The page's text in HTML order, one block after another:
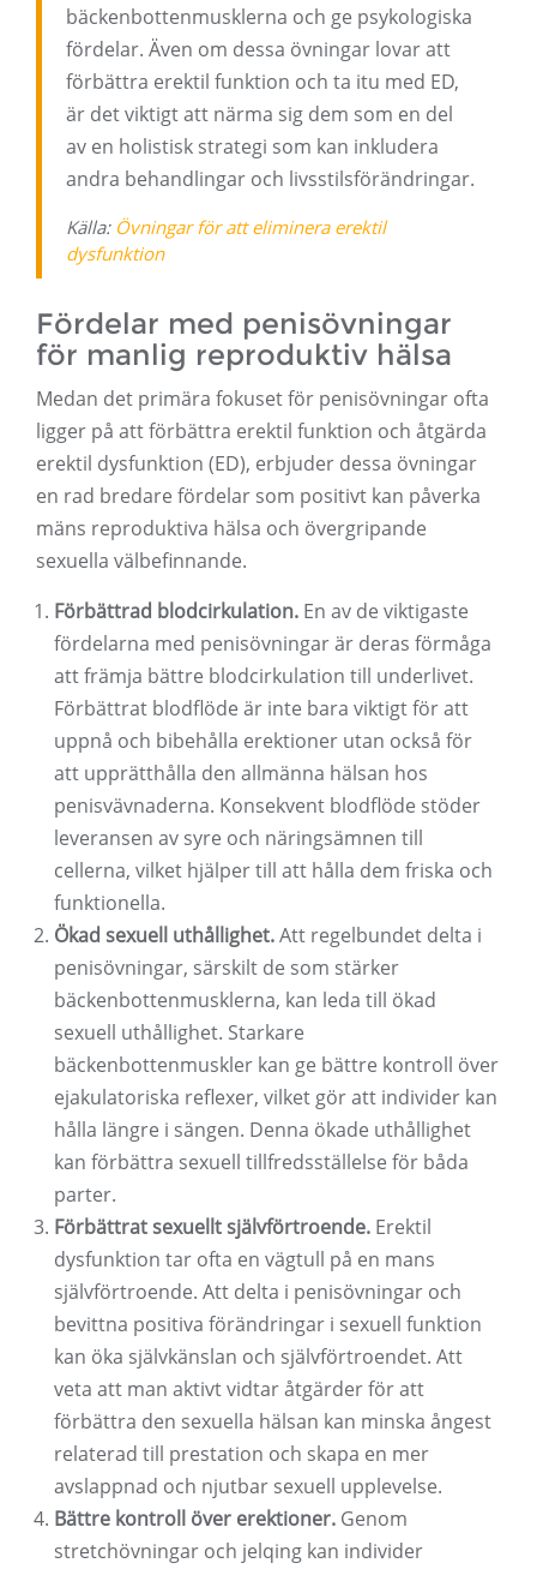
bäckenbottenmusklerna och ge psykologiska
fördelar. Även om dessa övningar lovar att
förbättra erektil funktion och ta itu med ED,
är det viktigt att närma sig dem som en del
av en holistisk strategi som kan inkludera
andra behandlingar och livsstilsförändringar.
Källa: Övningar för att eliminera erektil
dysfunktion
Fördelar med penisövningar
för manlig reproduktiv hälsa
Medan det primära fokuset för penisövningar ofta
ligger på att förbättra erektil funktion och åtgärda
erektil dysfunktion (ED), erbjuder dessa övningar
en rad bredare fördelar som positivt kan påverka
mäns reproduktiva hälsa och övergripande
sexuella välbefinnande.
Förbättrad blodcirkulation. En av de viktigaste
fördelarna med penisövningar är deras förmåga
att främja bättre blodcirkulation till underlivet.
Förbättrat blodflöde är inte bara viktigt för att
uppnå och bibehålla erektioner utan också för
att upprätthålla den allmänna hälsan hos
penisvävnaderna. Konsekvent blodflöde stöder
leveransen av syre och näringsämnen till
cellerna, vilket hjälper till att hålla dem friska och
funktionella.
Ökad sexuell uthållighet.Att regelbundet delta i
penisövningar, särskilt de som stärker
bäckenbottenmusklerna, kan leda till ökad
sexuell uthållighet. Starkare
bäckenbottenmuskler kan ge bättre kontroll över
ejakulatoriska reflexer, vilket gör att individer kan
hålla längre i sängen. Denna ökade uthållighet
kan förbättra sexuell tillfredsställelse för båda
parter.
Förbättrat sexuellt självförtroende. Erektil
dysfunktion tar ofta en vägtull på en mans
självförtroende. Att delta i penisövningar och
bevittna positiva förändringar i sexuell funktion
kan öka självkänslan och självförtroendet. Att
veta att man aktivt vidtar åtgärder för att
förbättra den sexuella hälsan kan minska ångest
relaterad till prestation och skapa en mer
avslappnad och njutbar sexuell upplevelse.
Bättre kontroll över erektioner. Genom
stretchövningar och jelqing kan individer